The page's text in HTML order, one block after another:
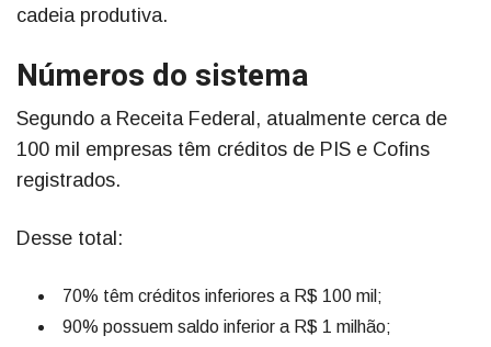
cadeia produtiva.
Números do sistema
Segundo a Receita Federal, atualmente cerca de
100 mil empresas têm créditos de PIS e Cofins
registrados.
Desse total:
70% têm créditos inferiores a R$ 100 mil;
90% possuem saldo inferior a R$ 1 milhão;